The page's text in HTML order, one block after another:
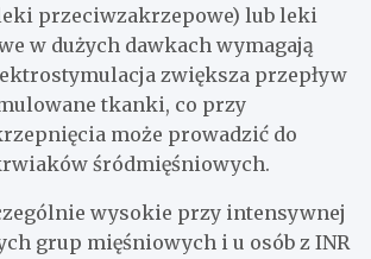
przeciwzakrzepowe) lub leki
w dużych dawkach wymagają
zwiększa przepływ
tkanki, co przy
może prowadzić do
śródmięśniowych.
wysokie przy intensywnej
grup mięśniowych i u osób z INR